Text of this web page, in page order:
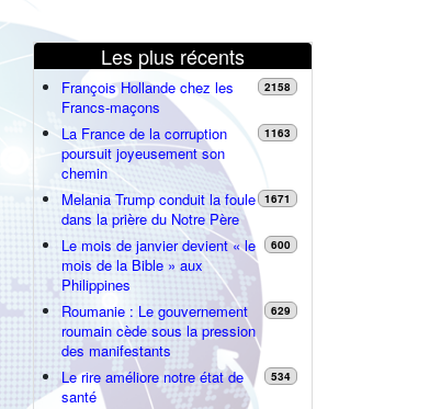
Les plus récents
François Hollande chez les
Francs-maçons
2158
La France de la corruption
poursuit joyeusement son
chemin
1163
Melania Trump conduit la foule
dans la prière du Notre Père
1671
Le mois de janvier devient « le
mois de la Bible » aux
Philippines
600
Roumanie : Le gouvernement
roumain cède sous la pression
des manifestants
629
Le rire améliore notre état de
santé
534